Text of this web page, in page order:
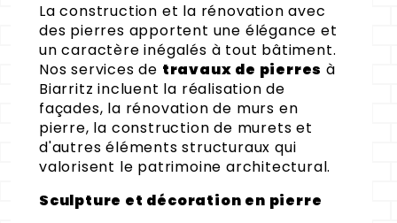
La construction et la rénovation avec
des pierres apportent une élégance et
un caractère inégalés à tout bâtiment.
Nos services de travaux de pierres à
Biarritz incluent la réalisation de
façades, la rénovation de murs en
pierre, la construction de murets et
d'autres éléments structuraux qui
valorisent le patrimoine architectural.
Sculpture et décoration en pierre